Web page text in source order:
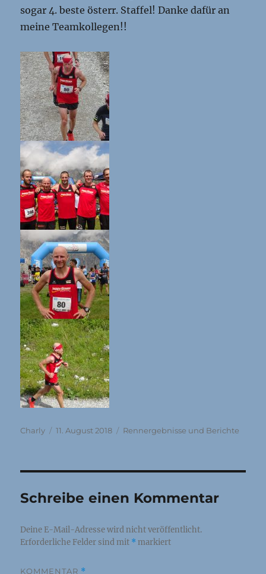
sogar 4. beste österr. Staffel! Danke dafür an
meine Teamkollegen!!
Autor
Charly
Veröffentlicht
11. August 2018 Kategorien
Rennergebnisse und Berichte
Schreibe einen Kommentar
Deine E-Mail-Adresse wird nicht veröffentlicht.
Erforderliche Felder sind mit * markiert
KOMMENTAR *